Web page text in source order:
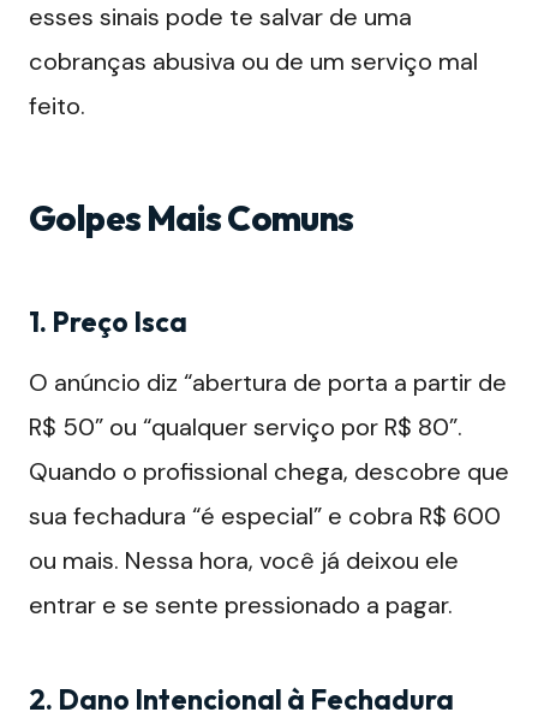
esses sinais pode te salvar de uma
cobranças abusiva ou de um serviço mal
feito.
Golpes Mais Comuns
1. Preço Isca
O anúncio diz “abertura de porta a partir de
R$ 50” ou “qualquer serviço por R$ 80”.
Quando o profissional chega, descobre que
sua fechadura “é especial” e cobra R$ 600
ou mais. Nessa hora, você já deixou ele
entrar e se sente pressionado a pagar.
2. Dano Intencional à Fechadura